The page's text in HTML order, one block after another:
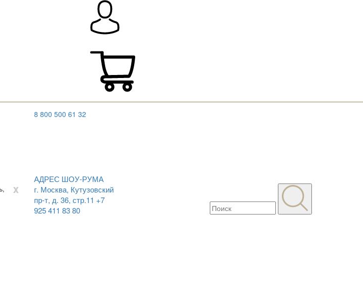
8 800 500 61 32
x
АДРЕС ШОУ-РУМА
г. Москва, Кутузовский
пр-т, д. 36, стр.11 +7
925 411 83 80